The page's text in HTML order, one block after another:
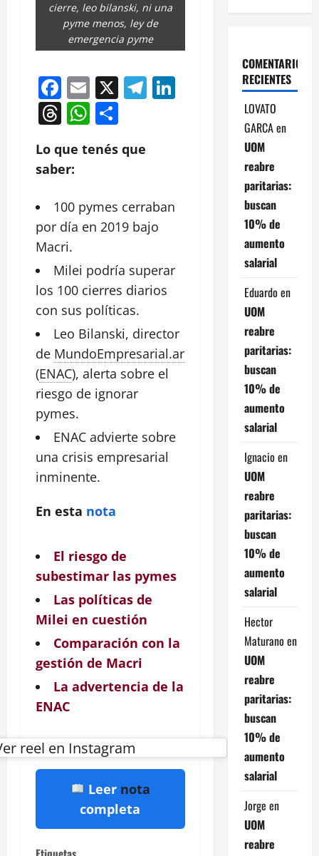
cierre, leo bilanski, ni una
pyme menos, ley de
emergencia pyme
Facebook
Email
X Telegram
LinkedIn
Threads
WhatsApp
Lo que tenés que
saber:
100 pymes cerraban
por día en 2019 bajo
Macri.
Milei podría superar
los 100 cierres diarios
con sus políticas.
Leo Bilanski, director
de MundoEmpresarial.ar
(ENAC), alerta sobre el
riesgo de ignorar
pymes.
ENAC advierte sobre
una crisis empresarial
inminente.
En esta nota
El riesgo de
subestimar las pymes
Las políticas de
Milei en cuestión
Comparación con la
gestión de Macri
La advertencia de la
ENAC
reel en Instagram
Leer nota
completa
COMENTARIOS
RECIENTES
LOVATO
GARCAen
UOM
reabre
paritarias:
buscan
10% de
aumento
salarial
Eduardo en
UOM
reabre
paritarias:
buscan
10% de
aumento
salarial
Ignacio en
UOM
reabre
paritarias:
buscan
10% de
aumento
salarial
Hector
Maturano en
UOM
reabre
paritarias:
buscan
10% de
aumento
salarial
Jorge en
UOM
reabre